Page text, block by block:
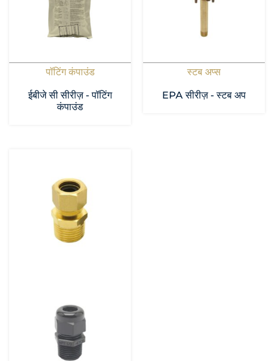
पॉटिंग कंपाउंड
ईबीजे सी सीरीज़ - पॉटिंग
कंपाउंड
स्टब अप्स
EPA सीरीज़ - स्टब अप